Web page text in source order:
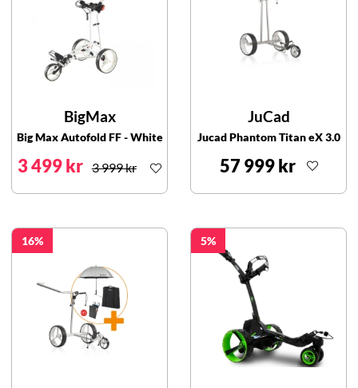
BigMax
Big Max Autofold FF - White
3 499 kr 3 999 kr
JuCad
Jucad Phantom Titan eX 3.0
57 999 kr
16 5